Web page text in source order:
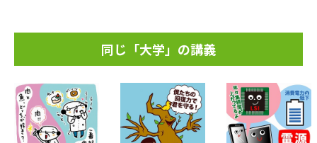
同じ「大学」の講義